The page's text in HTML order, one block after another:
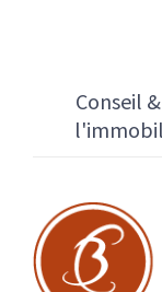
Conseil